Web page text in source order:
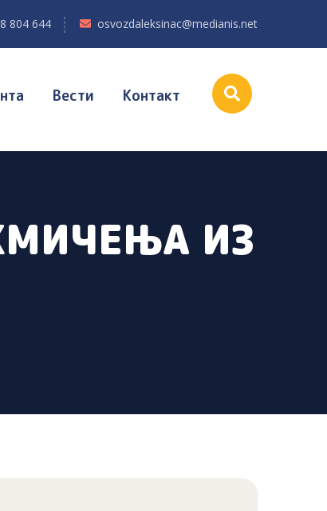
804 644 osvozdaleksinac@medianis.net
Вести Контакт
ИЗ